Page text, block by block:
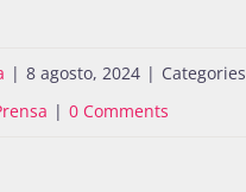
| 8 agosto, 2024 |
| 0 Comments